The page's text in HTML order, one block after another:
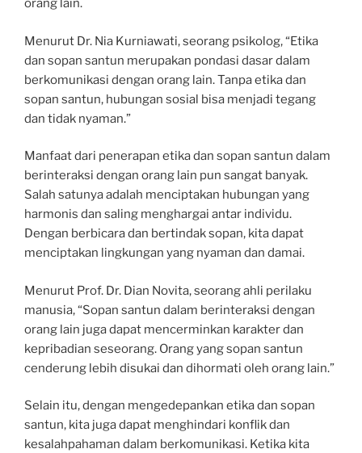
orang lain.
Menurut Dr. Nia Kurniawati, seorang psikolog, “Etika
dan sopan santun merupakan pondasi dasar dalam
berkomunikasi dengan orang lain. Tanpa etika dan
sopan santun, hubungan sosial bisa menjadi tegang
dan tidak nyaman.”
Manfaat dari penerapan etika dan sopan santun dalam
berinteraksi dengan orang lain pun sangat banyak.
Salah satunya adalah menciptakan hubungan yang
harmonis dan saling menghargai antar individu.
Dengan berbicara dan bertindak sopan, kita dapat
menciptakan lingkungan yang nyaman dan damai.
Menurut Prof. Dr. Dian Novita, seorang ahli perilaku
manusia, “Sopan santun dalam berinteraksi dengan
orang lain juga dapat mencerminkan karakter dan
kepribadian seseorang. Orang yang sopan santun
cenderung lebih disukai dan dihormati oleh orang lain.”
Selain itu, dengan mengedepankan etika dan sopan
santun, kita juga dapat menghindari konflik dan
kesalahpahaman dalam berkomunikasi. Ketika kita